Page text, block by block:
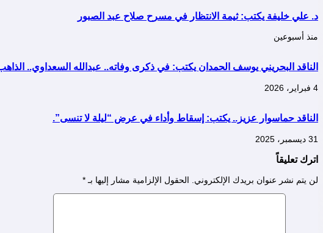
د. علي خليفة يكتب: ثيمة الانتظار في مسرح صلاح عبد الصبور
منذ أسبوعين
الناقد البحريني يوسف الحمدان يكتب: في ذكرى وفاته.. عبدالله السعداوي..
4 فبراير، 2026
الناقد حماسوار عزيز.. يكتب: إسقاط وأداء في عرض “ليلة لا تنسى”.
31 ديسمبر، 2025
اترك تعليقاً
لن يتم نشر عنوان بريدك الإلكتروني. الحقول الإلزامية مشار إليها بـ*